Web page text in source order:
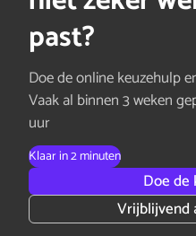
past?
Doe de online keuzehulp
Vaak al binnen 3 weken
uur
Klaar in 2 minuten
Doe de
Vrijblijvend